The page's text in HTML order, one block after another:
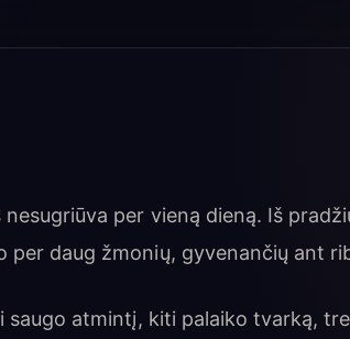
nesugriūva per vieną dieną. Iš
per daug žmonių, gyvenančių ant
saugo atmintį, kiti palaiko tvarką,